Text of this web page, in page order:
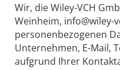
Wir, die Wiley-VCH
Weinheim, info@wiley-
personenbezogenen
Unternehmen, E-Mail,
aufgrund Ihrer